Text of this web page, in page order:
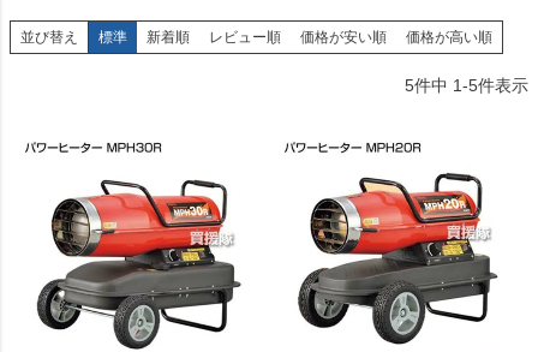
並び替え 標準 新着順 レビュー順 価格が安い順 価格が高い順
5件中 1-5件表示